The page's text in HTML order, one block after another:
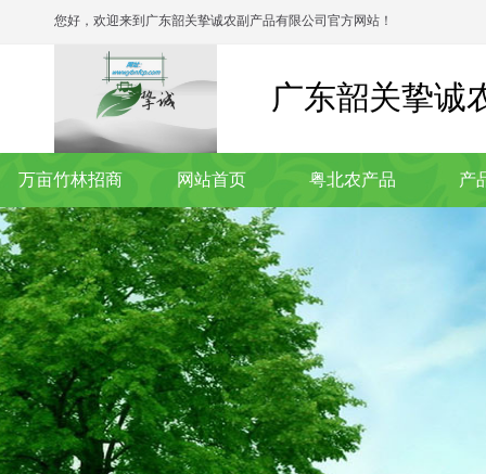
您好，欢迎来到广东韶关挚诚农副产品有限公司官方网站！
广东韶关挚诚
万亩竹林招商 网站首页 粤北农产品 产
联系我们